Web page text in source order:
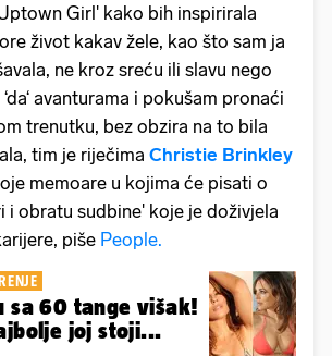
Girl' kako bih inspirirala
život kakav žele, kao što sam ja
ne kroz sreću ili slavu nego
avanturama i pokušam pronaći
trenutku, bez obzira na to bila
tim je riječima Christie Brinkley
memoare u kojima će pisati o
i obratu sudbine' koje je doživjela
piše People.
sa 60 tange višak!
joj stoji...